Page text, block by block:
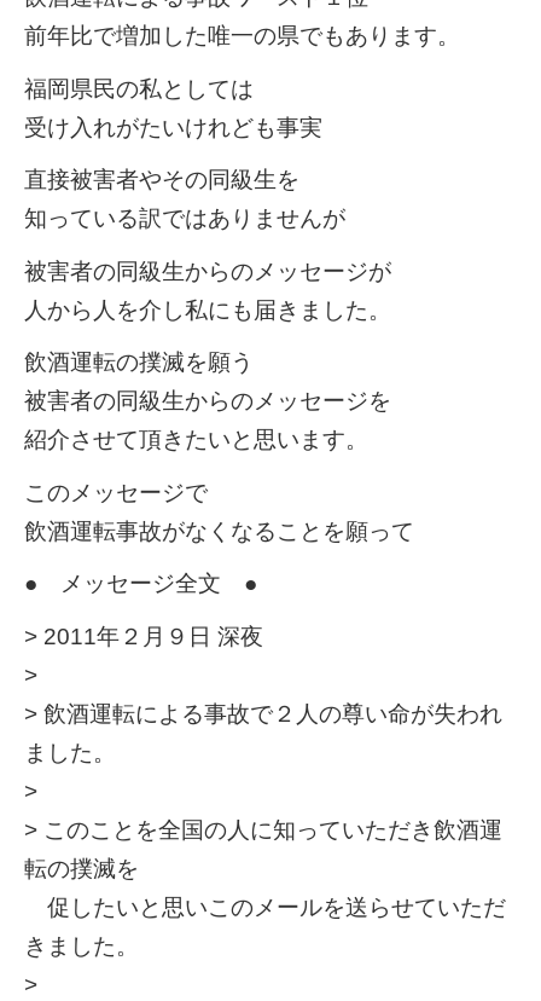
前年比で増加した唯一の県でもあります。
福岡県民の私としては
受け入れがたいけれども事実
直接被害者やその同級生を
知っている訳ではありませんが
被害者の同級生からのメッセージが
人から人を介し私にも届きました。
飲酒運転の撲滅を願う
被害者の同級生からのメッセージを
紹介させて頂きたいと思います。
このメッセージで
飲酒運転事故がなくなることを願って
● メッセージ全文 ●
> 2011年２月９日 深夜
>
> 飲酒運転による事故で２人の尊い命が失われ
ました。
>
> このことを全国の人に知っていただき飲酒運
転の撲滅を
促したいと思いこのメールを送らせていただ
きました。
>